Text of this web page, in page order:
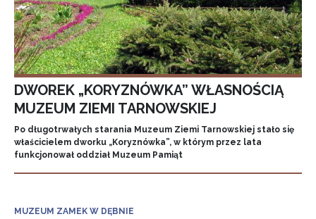
DWOREK „KORYZNÓWKA” WŁASNOŚCIĄ
MUZEUM ZIEMI TARNOWSKIEJ
Po długotrwałych starania Muzeum Ziemi Tarnowskiej stało się
właścicielem dworku „Koryznówka”, w którym przez lata
funkcjonował oddział Muzeum Pamiąt
MUZEUM ZAMEK W DĘBNIE